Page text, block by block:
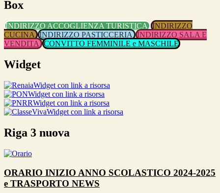
Box
INDIRIZZO ACCOGLIENZA TURISTICA INDIRIZZO
CUCINA INDIRIZZO PASTICCERIA INDIRIZZO SALA E
VENDITA CONVITTO FEMMINILE e MASCHILE
Widget
Widget con link a risorsa
Widget con link a risorsa
Widget con link a risorsa
Widget con link a risorsa
Riga 3 nuova
ORARIO INIZIO ANNO SCOLASTICO 2024-2025
e TRASPORTO NEWS